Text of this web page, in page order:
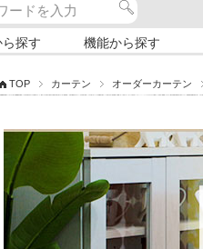
探す 機能から探す
TOP カーテン オーダーカーテン